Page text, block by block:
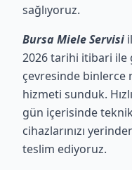
sağlıyoruz.
Bursa Miele Servisi
2026 tarihi itibari ile
çevresinde binlerce
hizmeti sunduk.
gün içerisinde teknik
cihazlarınızı
teslim ediyoruz.